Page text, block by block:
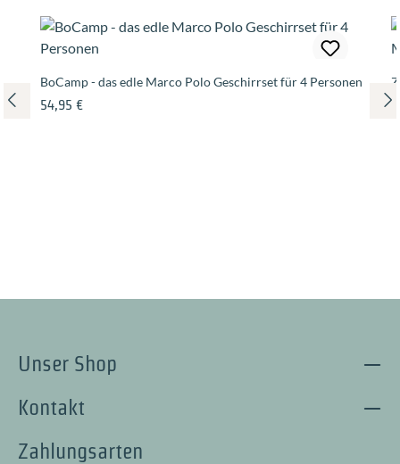
BoCamp - das edle Marco Polo Geschirrset für 4 Personen
Regulärer Preis:
54,95 €
Unser Shop
Kontakt
Zahlungsarten